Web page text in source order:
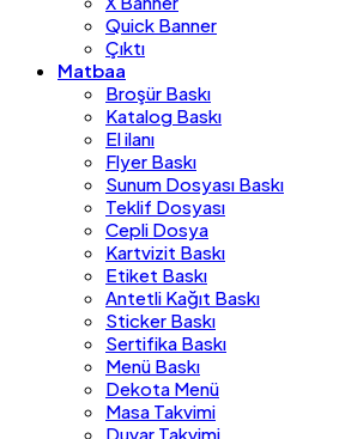
Quick Banner
Çıktı
Matbaa
Broşür Baskı
Katalog Baskı
El ilanı
Flyer Baskı
Sunum Dosyası Baskı
Teklif Dosyası
Cepli Dosya
Kartvizit Baskı
Etiket Baskı
Antetli Kağıt Baskı
Sticker Baskı
Sertifika Baskı
Menü Baskı
Dekota Menü
Masa Takvimi
Duvar Takvimi